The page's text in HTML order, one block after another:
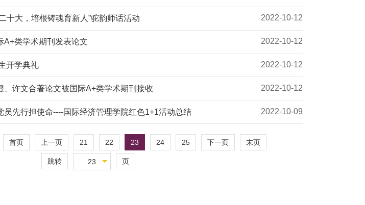
十大，培根铸魂育新人”驼韵师话活动 2022-10-12
A+类学术期刊发表论文 2022-10-12
开学典礼 2022-10-12
许文合著论文被国际A+类学术期刊接收 2022-10-12
先行担使命----国际经济管理学院红色1+1活动总结 2022-10-09
首页 上一页 21 22 23 24 25 下一页 末页
跳转 23 页